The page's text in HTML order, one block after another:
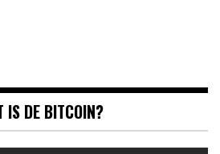
IS DE BITCOIN?